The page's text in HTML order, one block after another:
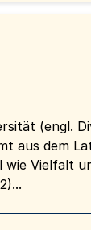
(engl.
aus dem
wie Vielfalt